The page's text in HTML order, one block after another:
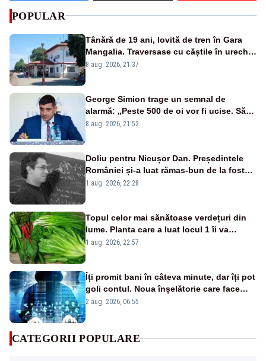
POPULAR
Tânără de 19 ani, lovită de tren în Gara
Mangalia. Traversase cu căștile în urechi
liniile printr-un loc nepermis
8 aug. 2026, 21:37
George Simion trage un semnal de
alarmă: „Peste 500 de oi vor fi ucise. Să
vedem dacă ciobanii vor fi despăgubiți”
8 aug. 2026, 21:52
Doliu pentru Nicușor Dan. Președintele
României și-a luat rămas-bun de la fostul
coleg și matematicianul Florian Luca
1 aug. 2026, 22:28
Topul celor mai sănătoase verdețuri din
lume. Planta care a luat locul 1 îi va
surprinde pe mulți
1 aug. 2026, 22:57
Îți promit bani în câteva minute, dar îți pot
goli contul. Noua înșelătorie care face
victime pe Facebook și WhatsApp
2 aug. 2026, 06:55
CATEGORII POPULARE